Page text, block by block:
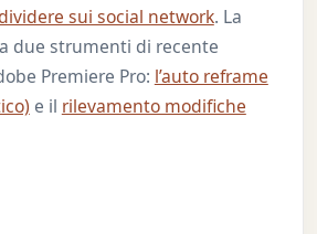
sui social network. La
due strumenti di recente
Premiere Pro: l’auto reframe
e il rilevamento modifiche